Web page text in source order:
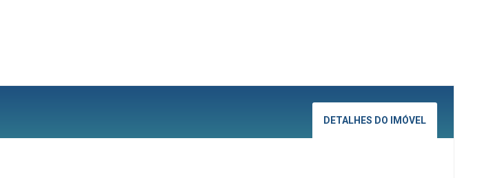
DETALHES DO IMÓVEL